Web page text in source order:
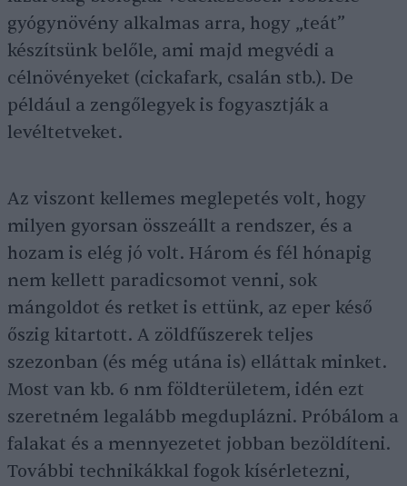
gyógynövény alkalmas arra, hogy „teát”
készítsünk belőle, ami majd megvédi a
célnövényeket (cickafark, csalán stb.). De
például a zengőlegyek is fogyasztják a
levéltetveket.
Az viszont kellemes meglepetés volt, hogy
milyen gyorsan összeállt a rendszer, és a
hozam is elég jó volt. Három és fél hónapig
nem kellett paradicsomot venni, sok
mángoldot és retket is ettünk, az eper késő
őszig kitartott. A zöldfűszerek teljes
szezonban (és még utána is) elláttak minket.
Most van kb. 6 nm földterületem, idén ezt
szeretném legalább megduplázni. Próbálom a
falakat és a mennyezetet jobban bezöldíteni.
További technikákkal fogok kísérletezni,